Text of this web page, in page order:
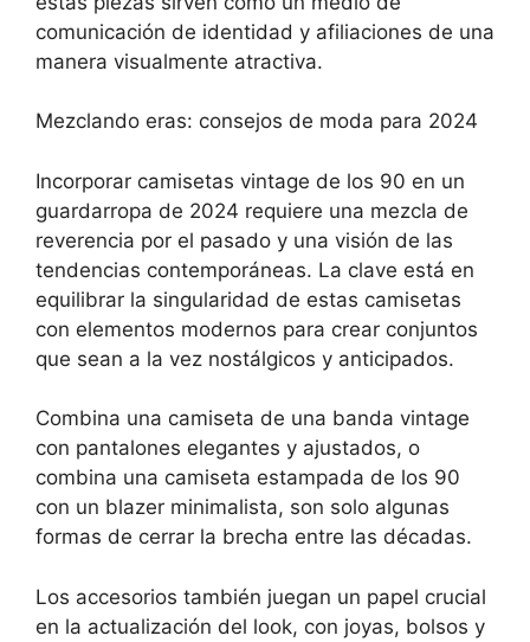
comunicación de identidad y afiliaciones de una
manera visualmente atractiva.
Mezclando eras: consejos de moda para 2024
Incorporar camisetas vintage de los 90 en un
guardarropa de 2024 requiere una mezcla de
reverencia por el pasado y una visión de las
tendencias contemporáneas. La clave está en
equilibrar la singularidad de estas camisetas
con elementos modernos para crear conjuntos
que sean a la vez nostálgicos y anticipados.
Combina una camiseta de una banda vintage
con pantalones elegantes y ajustados, o
combina una camiseta estampada de los 90
con un blazer minimalista, son solo algunas
formas de cerrar la brecha entre las décadas.
Los accesorios también juegan un papel crucial
en la actualización del look, con joyas, bolsos y